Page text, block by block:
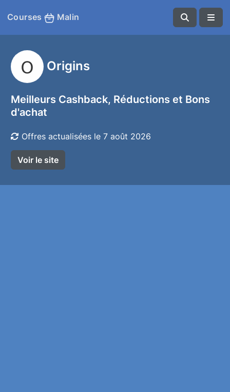
Courses Malin
Origins
Meilleurs Cashback, Réductions et Bons
d'achat
Offres actualisées le 7 août 2026
Voir le site